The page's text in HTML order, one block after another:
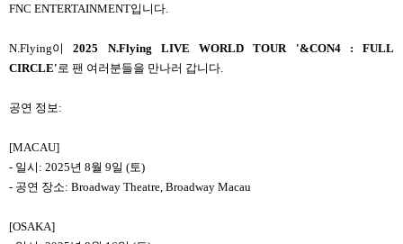
FNC ENTERTAINMENT입니다.
N.Flying이2025 N.Flying LIVE WORLD TOUR '&CON4 : FULL
CIRCLE' 로 팬 여러분들을 만나러 갑니다.
공연 정보:
[MACAU]
- 일시: 2025년 8월 9일 (토)
- 공연 장소: Broadway Theatre, Broadway Macau
[OSAKA]